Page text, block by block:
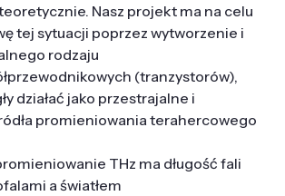
Nasz projekt ma na celu
tej sytuacji poprzez wytworzenie i
rodzaju
(tranzystorów),
działać jako przestrajalne i
promieniowania terahercowego
THz ma długość fali
a światłem